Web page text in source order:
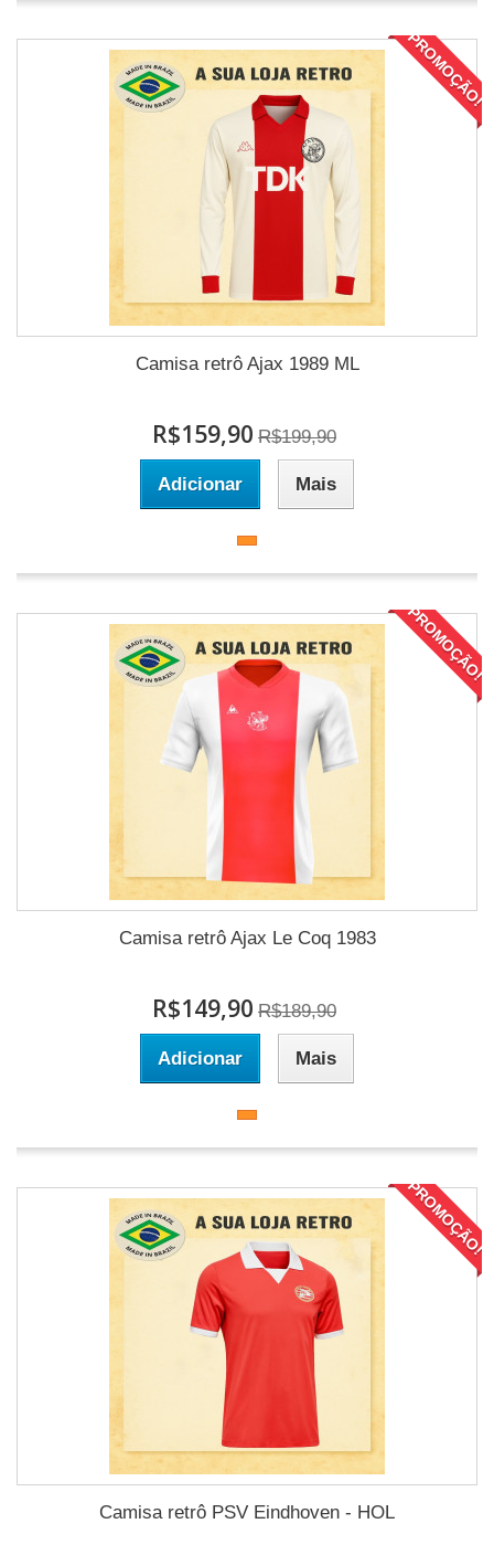
PROMOÇÃO!
Camisa retrô Ajax 1989 ML
R$159,90 R$199,90
Adicionar Mais
PROMOÇÃO!
Camisa retrô Ajax Le Coq 1983
R$149,90 R$189,90
Adicionar Mais
PROMOÇÃO!
Camisa retrô PSV Eindhoven - HOL